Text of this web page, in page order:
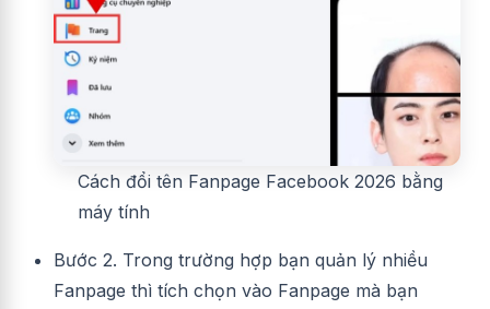
Cách đổi tên Fanpage Facebook 2026 bằng
máy tính
Bước 2. Trong trường hợp bạn quản lý nhiều
Fanpage thì tích chọn vào Fanpage mà bạn